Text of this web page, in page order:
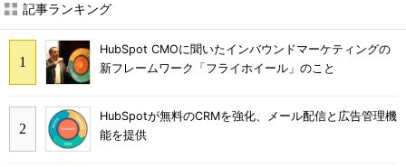
記事ランキング
HubSpot CMOに聞いたインバウンドマーケティングの
新フレームワーク「フライホイール」のこと
HubSpotが無料のCRMを強化、メール配信と広告管理機
能を提供